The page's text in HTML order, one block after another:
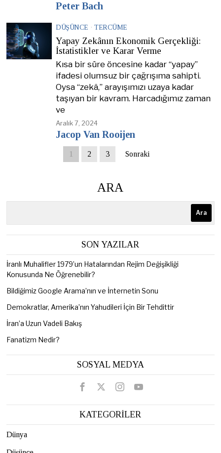
Peter Bach
DÜŞÜNCE · TERCÜME
Yapay Zekânın Ekonomik Gerçekliği:
İstatistikler ve Karar Verme
Kısa bir süre öncesine kadar “yapay”
ifadesi olumsuz bir çağrışıma sahipti.
Oysa “zekâ,” arayışımızı uzaya kadar
taşıyan bir kavram. Harcadığımız zaman
ve
Aralık 7, 2024
Jacop Van Rooijen
1 2 3 Sonraki
ARA
Ara
SON YAZILAR
İranlı Muhalifler 1979’un Hatalarından Rejim Değişikliği
Konusunda Ne Öğrenebilir?
Bildiğimiz Google Arama’nın ve İnternetin Sonu
Demokratlar, Amerika’nın Yahudileri İçin Bir Tehdittir
İran’a Uzun Vadeli Bakış
Fanatizm Nedir?
SOSYAL MEDYA
KATEGORİLER
Dünya